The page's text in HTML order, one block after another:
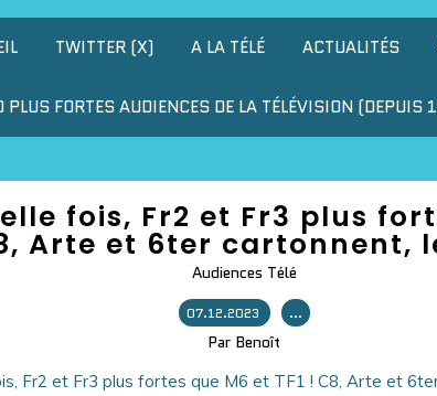
TWITTER (X) A LA TÉLÉ ACTUALITÉS
PLUS FORTES AUDIENCES DE LA TÉLÉVISION (DEPUIS
fois, Fr2 et Fr3 plus
Arte et 6ter cartonnent,
Audiences Télé
07.12.2023 …
Par Benoît